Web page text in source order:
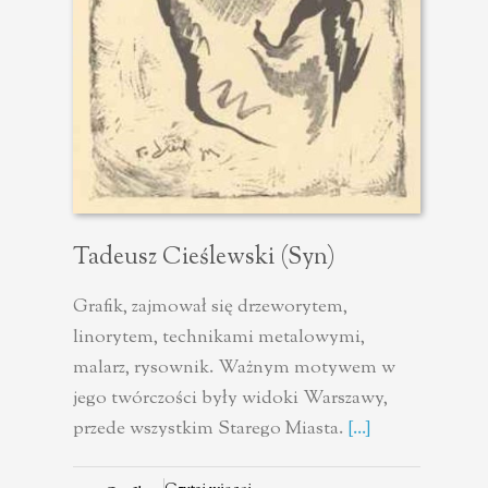
Tadeusz Cieślewski (syn)
Grafik, zajmował się drzeworytem,
linorytem, technikami metalowymi,
malarz, rysownik. Ważnym motywem w
jego twórczości były widoki Warszawy,
przede wszystkim Starego Miasta. [...]